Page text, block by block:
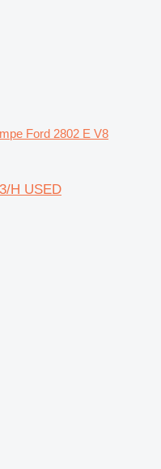
Ford 2802 E V8
H USED